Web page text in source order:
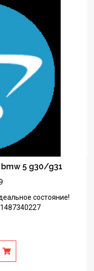
bmw 5 g30/g31
состояние!